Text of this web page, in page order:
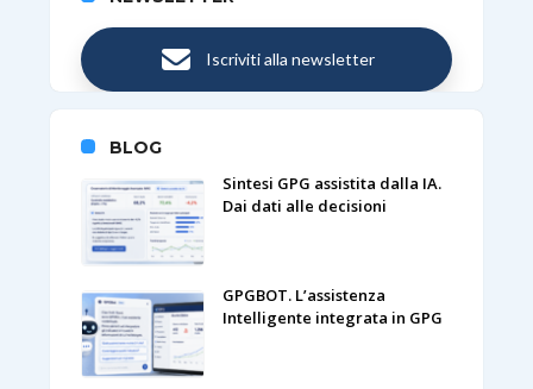
Iscriviti alla newsletter
BLOG
Sintesi GPG assistita dalla IA.
Dai dati alle decisioni
GPGBOT. L’assistenza
Intelligente integrata in GPG